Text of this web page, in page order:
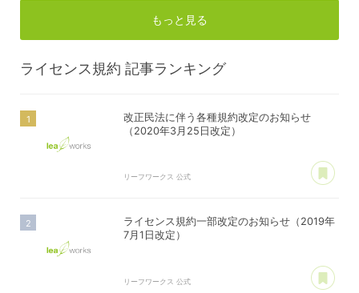
もっと見る
ライセンス規約 記事ランキング
改正民法に伴う各種規約改定のお知らせ
（2020年3月25日改定）
リーフワークス 公式
ライセンス規約一部改定のお知らせ（2019年
7月1日改定）
リーフワークス 公式